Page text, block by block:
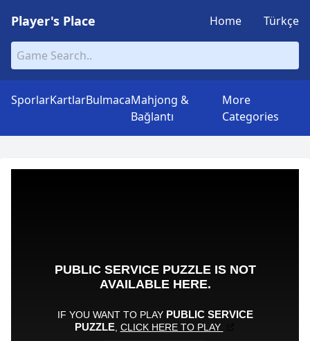
Player's Place Home Türkçe
SporlarKartlarBulmacaMahjong &
Bağlantı
More
Categories